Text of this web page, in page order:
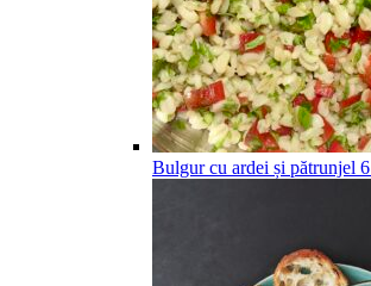
Bulgur cu ardei și pătrunjel 6